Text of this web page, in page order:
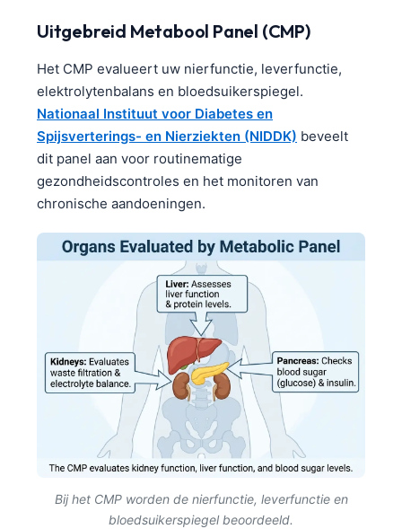
Uitgebreid Metabool Panel (CMP)
Het CMP evalueert uw nierfunctie, leverfunctie,
elektrolytenbalans en bloedsuikerspiegel.
Nationaal Instituut voor Diabetes en
Spijsverterings- en Nierziekten (NIDDK) beveelt
dit panel aan voor routinematige
gezondheidscontroles en het monitoren van
chronische aandoeningen.
Bij het CMP worden de nierfunctie, leverfunctie en
bloedsuikerspiegel beoordeeld.